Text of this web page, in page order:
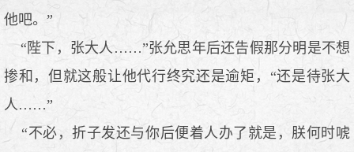
他吧。”
“陛下，张大人……”张允思年后还告假那分明是不想
掺和，但就这般让他代行终究还是逾矩，“还是待张大
人……”
“不必，折子发还与你后便着人办了就是，朕何时唬